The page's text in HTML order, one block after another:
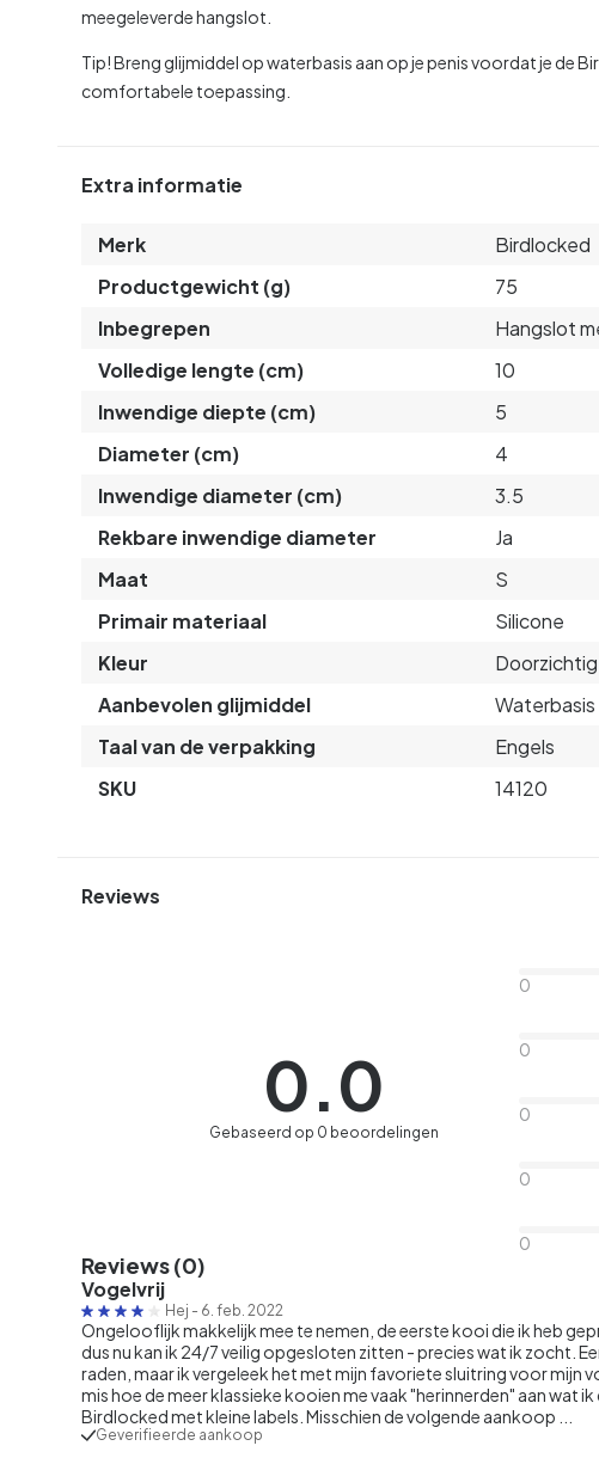
meegeleverde hangslot.
Tip! Breng glijmiddel op waterbasis aan op je penis voordat je de
comfortabele toepassing.
Extra informatie
Merk
Birdlocked
Productgewicht (g)
75
Inbegrepen
Hangslot
Volledige lengte (cm)
10
Inwendige diepte (cm)
5
Diameter (cm)
4
Inwendige diameter (cm)
3.5
Rekbare inwendige diameter
Ja
Maat
S
Primair materiaal
Silicone
Kleur
Doorzichtig
Aanbevolen glijmiddel
Waterbasis
Taal van de verpakking
Engels
SKU
14120
Reviews
0.0
Gebaseerd op 0 beoordelingen
0
0
0
0
0
Reviews (0)
Vogelvrij
Hej - 6. feb. 2022
Ongelooflijk makkelijk mee te nemen, de eerste kooi die ik heb
dus nu kan ik 24/7 veilig opgesloten zitten - precies wat ik zocht.
raden, maar ik vergeleek het met mijn favoriete sluitring voor mijn
mis hoe de meer klassieke kooien me vaak "herinnerden" aan wat
Birdlocked met kleine labels. Misschien de volgende aankoop ...
Geverifieerde aankoop